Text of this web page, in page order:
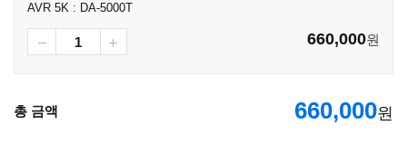
AVR 5K : DA-5000T
660,000원
총 금액 660,000원